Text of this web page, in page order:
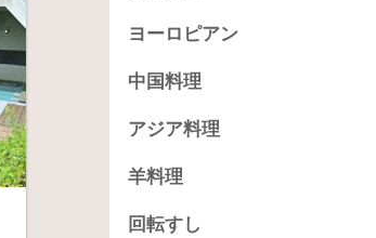
ヨーロピアン
中国料理
アジア料理
羊料理
回転すし